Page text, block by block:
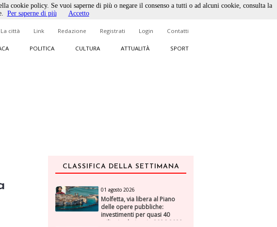
La città Link Redazione Registrati Login Contatti
POLITICA CULTURA ATTUALITÀ SPORT
CLASSIFICA DELLA SETTIMANA
01 agosto 2026
Molfetta, via libera al Piano
delle opere pubbliche:
investimenti per quasi 40
milioni nel triennio 2026-2028
cookie policy. Se vuoi saperne di più o negare il consenso a tutti o ad alcuni cookie, consulta la
Per saperne di più Accetto